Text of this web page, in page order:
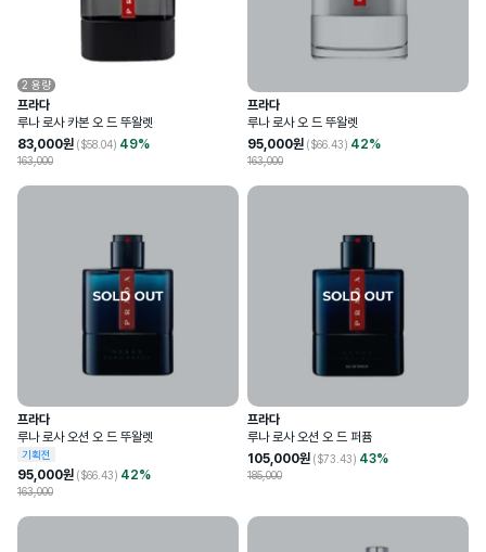
2 용량
프라다
루나 로사 카본 오 드 뚜왈렛
83,000원 ($58.04) 49%
163,000
프라다
루나 로사 오 드 뚜왈렛
95,000원 ($66.43) 42%
163,000
프라다
루나 로사 오션 오 드 뚜왈렛
기획전
95,000원 ($66.43) 42%
163,000
프라다
루나 로사 오션 오 드 퍼퓸
105,000원 ($73.43) 43%
185,000